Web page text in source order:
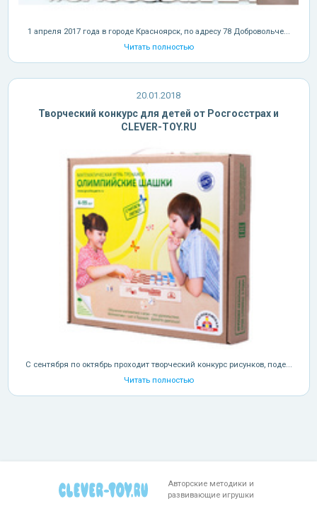
1 апреля 2017 года в городе Красноярск, по адресу 78 Добровольче...
Читать полностью
20.01.2018
Творческий конкурс для детей от Росгосстрах и
CLEVER-TOY.RU
С сентября по октябрь проходит творческий конкурс рисунков, поде...
Читать полностью
Авторские методики и
развивающие игрушки